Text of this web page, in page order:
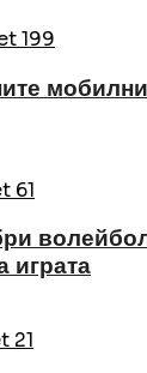
199
61
играта
21